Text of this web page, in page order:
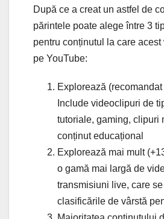
După ce a creat un astfel de
părintele poate alege între 3
pentru conținutul la care
pe YouTube:
Explorează
Include videoclipuri de
tutoriale, gaming, clipuri
conținut educațional
Explorează mai mult
o gamă mai largă de
transmisiuni live, care
clasificările de vârstă